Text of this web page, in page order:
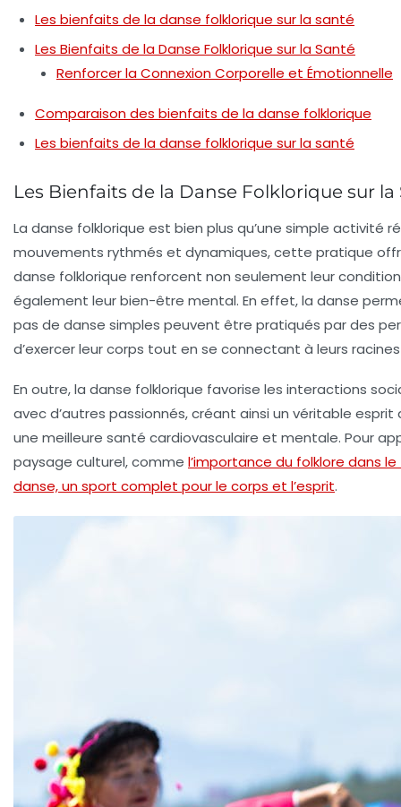
Les bienfaits de la danse folklorique sur la santé
Les Bienfaits de la Danse Folklorique sur la Santé
Renforcer la Connexion Corporelle et Émotionnelle
Comparaison des bienfaits de la danse folklorique
Les bienfaits de la danse folklorique sur la santé
Les Bienfaits de la Danse Folklorique sur la
La danse folklorique est bien plus qu’une simple activité
mouvements rythmés et dynamiques, cette pratique
danse folklorique renforcent non seulement leur
également leurbien-être mental. En effet, la danse
pas de danse simples peuvent être pratiqués par des
d’exercer leur corps tout en se connectant à leurs
En outre, la danse folklorique favorise les interactions
avec d’autres passionnés, créant ainsi un véritable
une meilleure santé cardiovasculaire et mentale. Pour
paysage culturel, comme l’importance du folklore dans
danse, un sport complet pour le corps et l’esprit.